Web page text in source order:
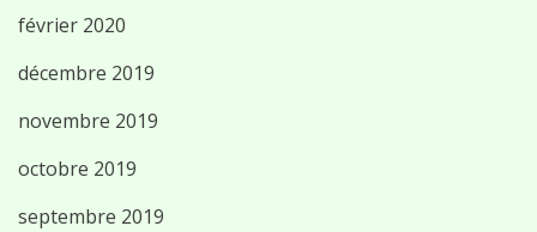
février 2020
décembre 2019
novembre 2019
octobre 2019
septembre 2019